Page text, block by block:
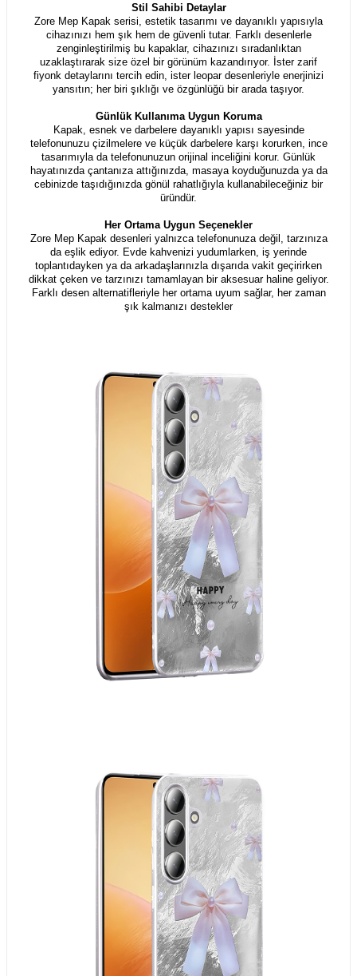
Stil Sahibi Detaylar
Zore Mep Kapak serisi, estetik tasarımı ve dayanıklı yapısıyla
cihazınızı hem şık hem de güvenli tutar. Farklı desenlerle
zenginleştirilmiş bu kapaklar, cihazınızı sıradanlıktan
uzaklaştırarak size özel bir görünüm kazandırıyor. İster zarif
fiyonk detaylarını tercih edin, ister leopar desenleriyle enerjinizi
yansıtın; her biri şıklığı ve özgünlüğü bir arada taşıyor.
Günlük Kullanıma Uygun Koruma
Kapak, esnek ve darbelere dayanıklı yapısı sayesinde
telefonunuzu çizilmelere ve küçük darbelere karşı korurken, ince
tasarımıyla da telefonunuzun orijinal inceliğini korur. Günlük
hayatınızda çantanıza attığınızda, masaya koyduğunuzda ya da
cebinizde taşıdığınızda gönül rahatlığıyla kullanabileceğiniz bir
üründür.
Her Ortama Uygun Seçenekler
Zore Mep Kapak desenleri yalnızca telefonunuza değil, tarzınıza
da eşlik ediyor. Evde kahvenizi yudumlarken, iş yerinde
toplantıdayken ya da arkadaşlarınızla dışarıda vakit geçirirken
dikkat çeken ve tarzınızı tamamlayan bir aksesuar haline geliyor.
Farklı desen alternatifleriyle her ortama uyum sağlar, her zaman
şık kalmanızı destekler